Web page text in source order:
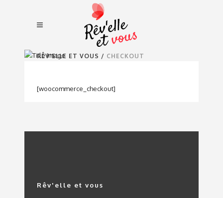
RÊV'ELLE ET VOUS / CHECKOUT
[woocommerce_checkout]
Rêv'elle et vous